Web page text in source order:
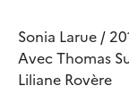
Sonia Larue /
Avec Thomas
Liliane Rovère